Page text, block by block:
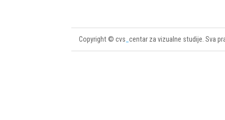
Copyright © cvs centar za vizualne studije. Sva